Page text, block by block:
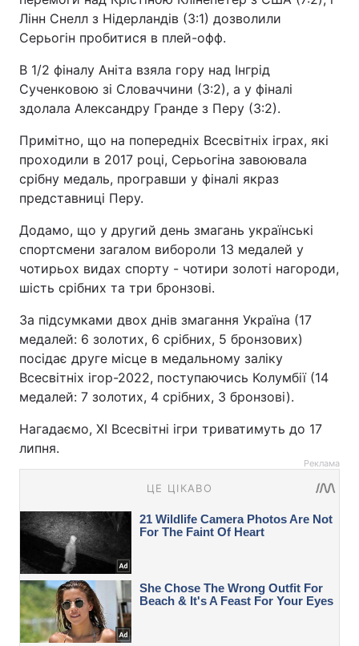
Лінн Снелл з Нідерландів (3:1) дозволили
Серьогін пробитися в плей-офф.
В 1/2 фіналу Аніта взяла гору над Інгрід
Сученковою зі Словаччини (3:2), а у фіналі
здолала Александру Гранде з Перу (3:2).
Примітно, що на попередніх Всесвітніх іграх, які
проходили в 2017 році, Серьогіна завоювала
срібну медаль, програвши у фіналі якраз
представниці Перу.
Додамо, що у другий день змагань українські
спортсмени загалом вибороли 13 медалей у
чотирьох видах спорту - чотири золоті нагороди,
шість срібних та три бронзові.
За підсумками двох днів змагання Україна (17
медалей: 6 золотих, 6 срібних, 5 бронзових)
посідає друге місце в медальному заліку
Всесвітніх ігор-2022, поступаючись Колумбії (14
медалей: 7 золотих, 4 срібних, 3 бронзові).
Нагадаємо, XI Всесвітні ігри триватимуть до 17
липня.
Реклама